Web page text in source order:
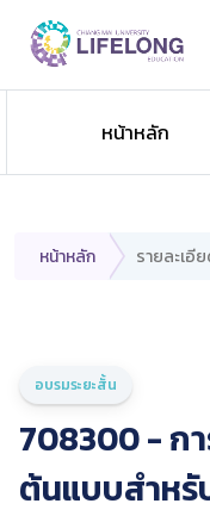
หน้าหลัก
หน้าหลัก รายละเอี
อบรมระยะสั้น
708300 - ก
ต้นแบบสำหรั